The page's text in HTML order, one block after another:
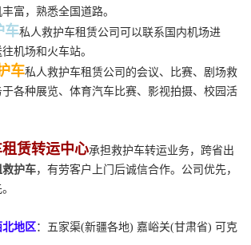
富，熟悉全国道路。
车私人救护车租赁公司可以联系国内机场进
机场和火车站。
车私人救护车租赁公司的会议、比赛、剧场救
各种展览、体育汽车比赛、影视拍摄、校园活
租赁转运中心承担救护车转运业务，跨省出
救护车，有劳客户上门后诚信合作。公司优先，
地区 ：五家渠(新疆各地) 嘉峪关(甘肃省) 可克